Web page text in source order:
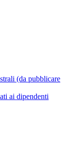
(da pubblicare
ai dipendenti